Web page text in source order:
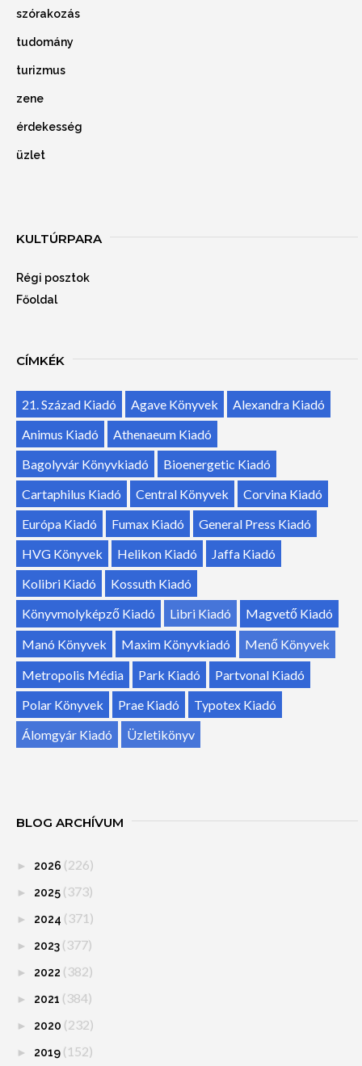
szórakozás
tudomány
turizmus
zene
érdekesség
üzlet
KULTÚRPARA
Régi posztok
Főoldal
CÍMKÉK
21. Század Kiadó Agave Könyvek
Alexandra Kiadó
Animus Kiadó
Athenaeum Kiadó
Bagolyvár Könyvkiadó
Bioenergetic Kiadó
Cartaphilus Kiadó
Central Könyvek
Corvina Kiadó
Európa Kiadó
Fumax Kiadó
General Press Kiadó
HVG Könyvek
Helikon Kiadó
Jaffa Kiadó
Kolibri Kiadó
Kossuth Kiadó
Könyvmolyképző Kiadó
Libri Kiadó
Magvető Kiadó
Manó Könyvek
Maxim Könyvkiadó
Menő Könyvek
Metropolis Média
Park Kiadó
Partvonal Kiadó
Polar Könyvek
Prae Kiadó
Typotex Kiadó
Álomgyár Kiadó
Üzletikönyv
BLOG ARCHÍVUM
► 2026 (226)
► 2025 (373)
► 2024 (371)
► 2023 (377)
► 2022 (382)
► 2021 (384)
► 2020 (232)
► 2019 (152)